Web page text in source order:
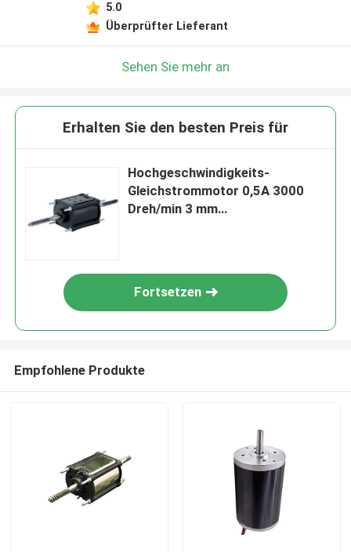
5.0
Überprüfter Lieferant
Sehen Sie mehr an
Erhalten Sie den besten Preis für
Hochgeschwindigkeits-
Gleichstrommotor 0,5A 3000
Dreh/min 3 mm
Fortsetzen
Empfohlene Produkte